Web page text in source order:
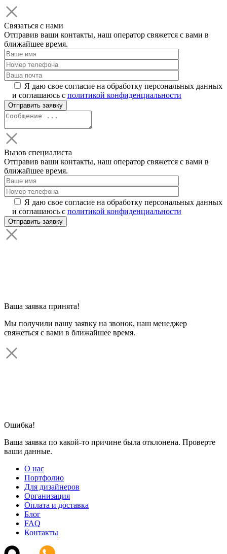
Связаться с нами
Отправив ваши контакты, наш оператор свяжется с вами в
ближайшее время.
Я даю свое согласие на обработку персональных данных
и соглашаюсь с политикой конфиденциальности
Вызов специалиста
Отправив ваши контакты, наш оператор свяжется с вами в
ближайшее время.
Я даю свое согласие на обработку персональных данных
и соглашаюсь с политикой конфиденциальности
Ваша заявка принята!
Мы получили вашу заявку на звонок, наш менеджер
свяжеться с вами в ближайшее время.
Ошибка!
Ваша заявка по какой-то причине была отклонена. Проверте
ваши данные.
О нас
Портфолио
Для дизайнеров
Организация
Оплата и доставка
Блог
FAQ
Контакты